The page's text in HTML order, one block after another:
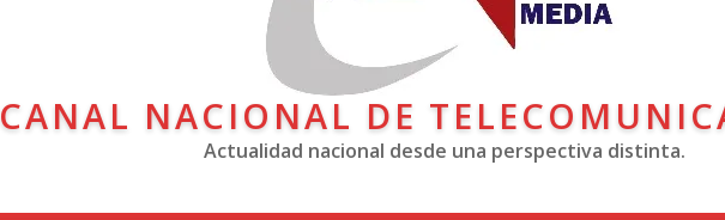
CANAL NACIONAL DE
Actualidad nacional desde una perspectiva distinta.